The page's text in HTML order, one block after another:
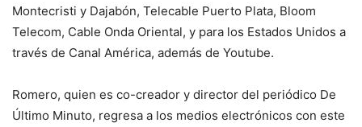
Montecristi y Dajabón, Telecable Puerto Plata, Bloom
Telecom, Cable Onda Oriental, y para los Estados Unidos a
través de Canal América, además de Youtube.
Romero, quien es co-creador y director del periódico De
Último Minuto, regresa a los medios electrónicos con este